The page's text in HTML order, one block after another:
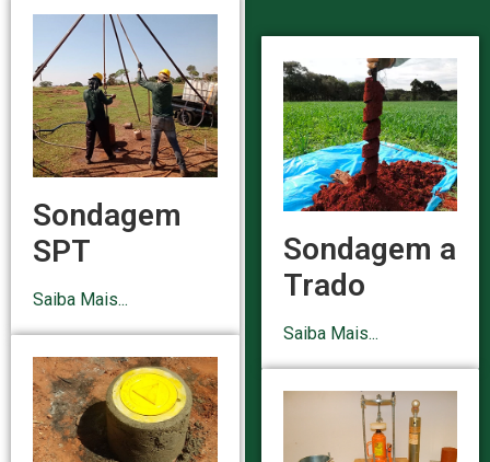
Sondagem
SPT
Saiba Mais...
Sondagem a
Trado
Saiba Mais...